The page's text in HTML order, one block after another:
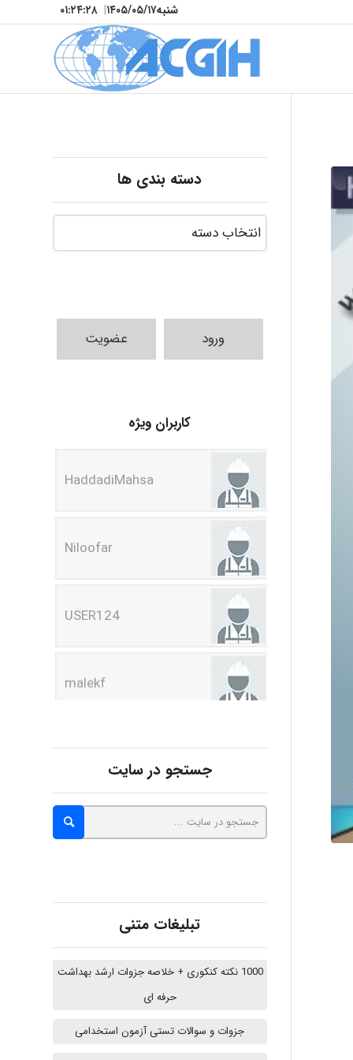
شنبه۱۴۰۵/۰۵/۱۷| ۰۱:۲۴:۳۰
دسته بندی ها
ورود عضویت
کاربران ویژه
Niloofar
USER124
malekf
abolfazlkoshehe
abolfazlkoshehe
A.balandeh
Jafar Tym
aghajari vahid
جستجو در سایت
تبلیغات متنی
1000 نکته کنکوری + خلاصه جزوات ارشد بهداشت
حرفه ای
جزوات و سوالات تستی آزمون استخدامی